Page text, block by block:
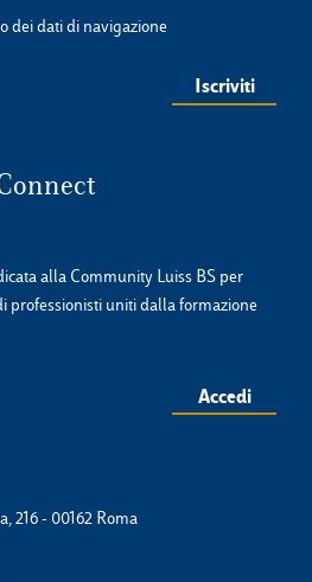
dei dati di navigazione
alla Community Luiss BS per
professionisti uniti dalla formazione
Accedi
216 - 00162 Roma